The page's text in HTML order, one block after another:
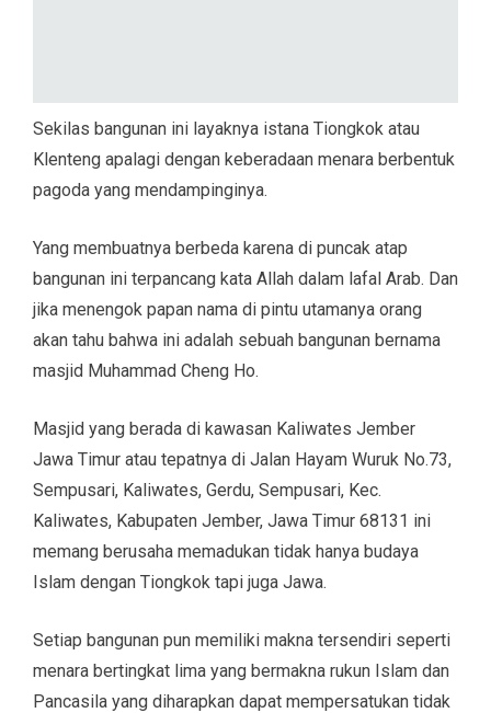
Sekilas bangunan ini layaknya istana Tiongkok atau
Klenteng apalagi dengan keberadaan menara berbentuk
pagoda yang mendampinginya.
Yang membuatnya berbeda karena di puncak atap
bangunan ini terpancang kata Allah dalam lafal Arab. Dan
jika menengok papan nama di pintu utamanya orang
akan tahu bahwa ini adalah sebuah bangunan bernama
masjid Muhammad Cheng Ho.
Masjid yang berada di kawasan Kaliwates Jember
Jawa Timur atau tepatnya di Jalan Hayam Wuruk No.73,
Sempusari, Kaliwates, Gerdu, Sempusari, Kec.
Kaliwates, Kabupaten Jember, Jawa Timur 68131 ini
memang berusaha memadukan tidak hanya budaya
Islam dengan Tiongkok tapi juga Jawa.
Setiap bangunan pun memiliki makna tersendiri seperti
menara bertingkat lima yang bermakna rukun Islam dan
Pancasila yang diharapkan dapat mempersatukan tidak